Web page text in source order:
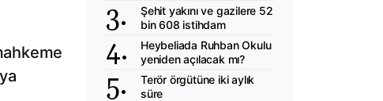
Şehit yakını ve gazilere 52
bin 608 istihdam
Heybeliada Ruhban Okulu
yeniden açılacak mı?
Terör örgütüne iki aylık
süre